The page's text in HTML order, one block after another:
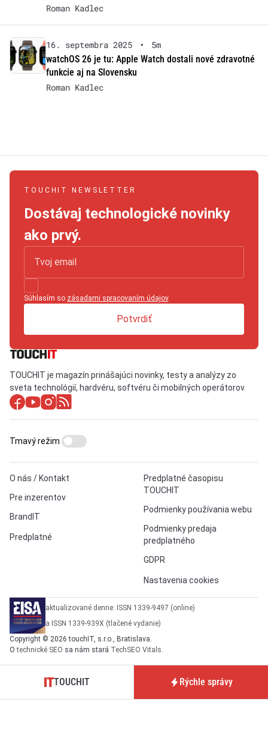
Roman Kadlec
16. septembra 2025 •
5m
watchOS 26 je tu: Apple Watch dostali nové zdravotné
funkcie aj na Slovensku
Roman Kadlec
TOUCHIT NEWSLETTER
Dostávaj technologické novinky
ako prvý.
Súhlasím so zásadami spracovaním údajov.
Potvrdiť
TOUCHIT je magazín prinášajúci novinky, testy a analýzy zo
sveta technológií, hardvéru, softvéru či mobilných operátorov.
O nás / Kontakt
Pre inzerentov
BrandIT
Predplatné
Predplatné časopisu
TOUCHIT
Podmienky používania webu
Podmienky predaja
predplatného
GDPR
Nastavenia cookies
Tmavý režim
aktualizované denne: ISSN 1339-9497 (online)
a ISSN 1339-939X (tlačené vydanie)
Copyright © 2026 touchIT, s.r.o., Bratislava.
Otechnické SEO sa nám stará TechSEO Vitals.
TOUCHIT Rýchle správy